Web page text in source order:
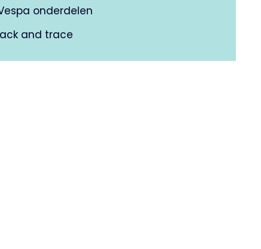
onderdelen
and trace